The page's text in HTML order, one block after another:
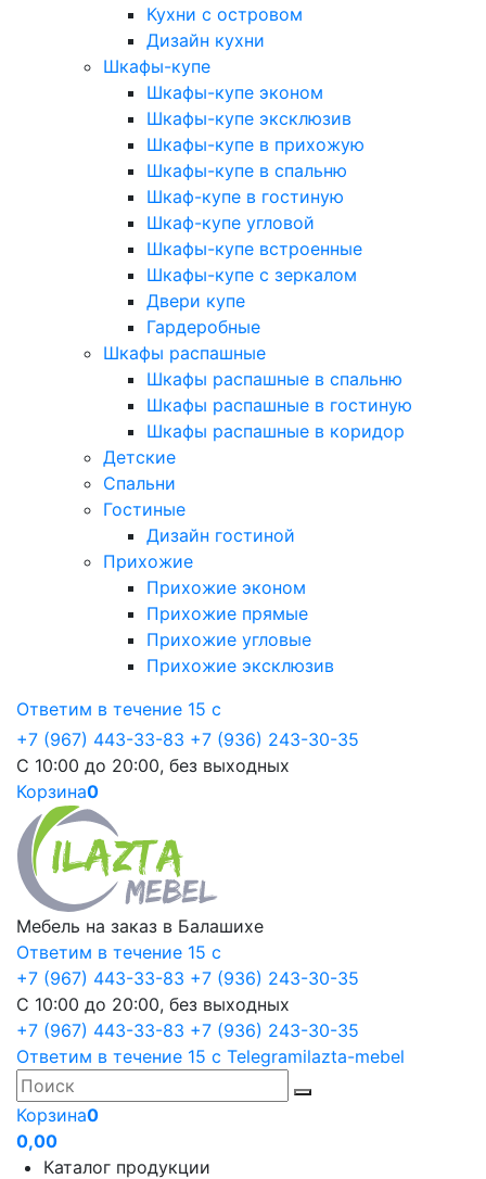
Кухни с островом
Дизайн кухни
Шкафы-купе
Шкафы-купе эконом
Шкафы-купе эксклюзив
Шкафы-купе в прихожую
Шкафы-купе в спальню
Шкаф-купе в гостиную
Шкаф-купе угловой
Шкафы-купе встроенные
Шкафы-купе с зеркалом
Двери купе
Гардеробные
Шкафы распашные
Шкафы распашные в спальню
Шкафы распашные в гостиную
Шкафы распашные в коридор
Детские
Спальни
Гостиные
Дизайн гостиной
Прихожие
Прихожие эконом
Прихожие прямые
Прихожие угловые
Прихожие эксклюзив
Ответим в течение 15 с
+7 (967) 443-33-83 +7 (936) 243-30-35
С 10:00 до 20:00, без выходных
Корзина0
Мебель на заказ в Балашихе
Ответим в течение 15 с
+7 (967) 443-33-83 +7 (936) 243-30-35
С 10:00 до 20:00, без выходных
+7 (967) 443-33-83 +7 (936) 243-30-35
Ответим в течение 15 с Telegramilazta-mebel
Корзина0
0,00
Каталог продукции